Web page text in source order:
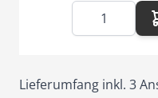
Menge
Lieferumfang inkl. 3